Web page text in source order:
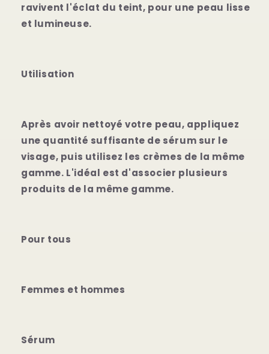
ravivent l'éclat du teint, pour une peau lisse
et lumineuse.
Utilisation
Après avoir nettoyé votre peau, appliquez
une quantité suffisante de sérum sur le
visage, puis utilisez les crèmes de la même
gamme. L'idéal est d'associer plusieurs
produits de la même gamme.
Pour tous
Femmes et hommes
Sérum